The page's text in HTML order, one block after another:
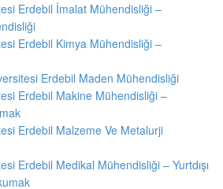
Erdebil İmalat Mühendisliği –
Erdebil Kimya Mühendisliği –
Erdebil Maden Mühendisliği
Erdebil Makine Mühendisliği –
Erdebil Malzeme Ve Metalurji
Erdebil Medikal Mühendisliği – Yurtdışı